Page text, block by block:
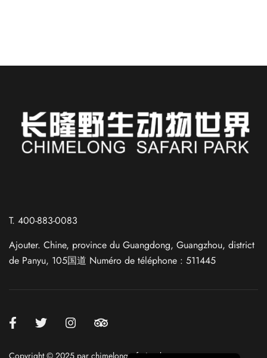
T. 400-883-0083
Ajouter. Chine, province du Guangdong, Guangzhou, district
de Panyu, 105国道 Numéro de téléphone : 511445
Copyright © 2025 par chimelongsafaripark.com
English
Japanese